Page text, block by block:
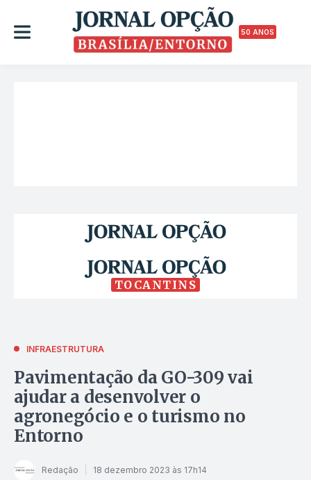
50 ANOS
TOCANTINS
INFRAESTRUTURA
Pavimentação da GO-309 vai
ajudar a desenvolver o
agronegócio e o turismo no
Entorno
Redação 18 dezembro 2023 às 17h14